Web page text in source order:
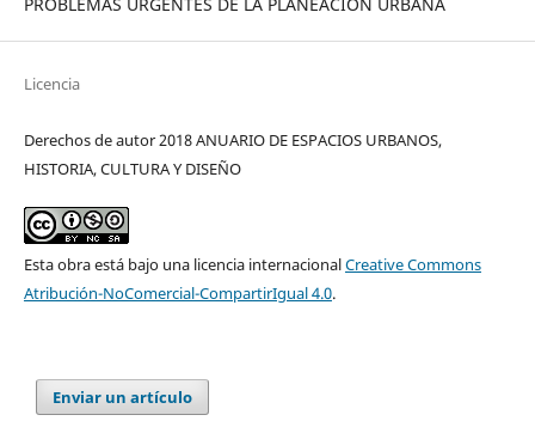
Licencia
Derechos de autor 2018 ANUARIO DE ESPACIOS URBANOS,
HISTORIA, CULTURA Y DISEÑO
Esta obra está bajo una licencia internacionalCreative Commons
Atribución-NoComercial-CompartirIgual 4.0.
Enviar un artículo